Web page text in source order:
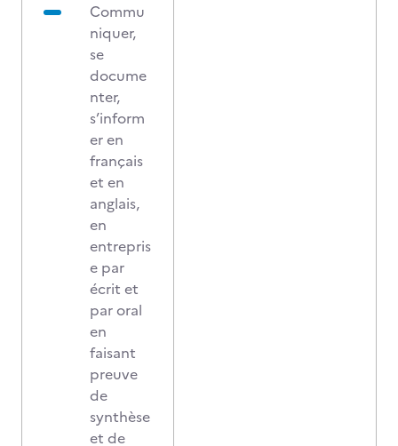
Commu
niquer,
se
docume
nter,
s’inform
er en
français
et en
anglais,
en
entrepris
e par
écrit et
par oral
en
faisant
preuve
de
synthèse
et de